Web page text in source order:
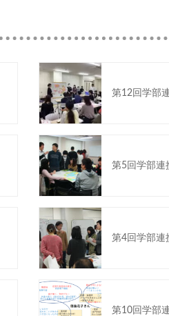
第12回学部
第5回学部連
第4回学部連
第10回学部